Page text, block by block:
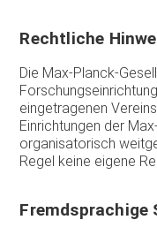
Rechtliche
Die Max-Planck-
eingetragenen
Einrichtungen der
organisatorisch
Regel keine eigene
Fremdsprachige